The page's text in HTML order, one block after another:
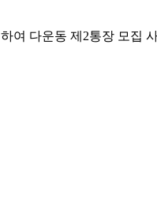
여 다운동 제2통장 모집